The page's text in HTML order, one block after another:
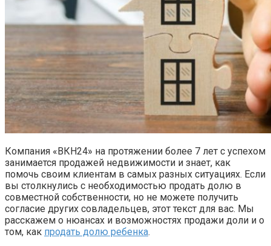
Компания «ВКН24» на протяжении более 7 лет с успехом
занимается продажей недвижимости и знает, как
помочь своим клиентам в самых разных ситуациях. Если
вы столкнулись с необходимостью продать долю в
совместной собственности, но не можете получить
согласие других совладельцев, этот текст для вас. Мы
расскажем о нюансах и возможностях продажи доли и о
том, как продать долю ребенка.